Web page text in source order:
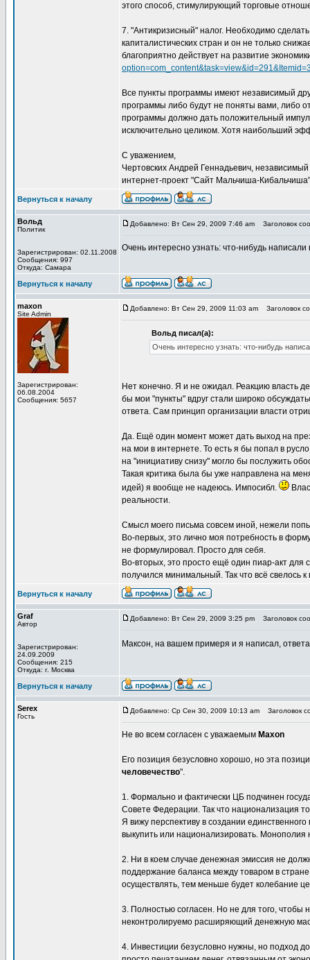
этого способ, стимулирующий торговые
7. "Антикризисный" налог. Необходимо
капиталистических стран и он не только
благоприятно действует на развитие
Все пункты программы имеют независимый
программы либо будут не поняты вами, либо
программы должно дать положительный
исключительно целиком. Хотя наибольший
С уважением,
Чертовских Андрей Геннадьевич,
интернет-проект "Сайт Мальчиша-
Вернуться к началу
Вольд
Политик
Зарегистрирован: 02.11.2008
Сообщения: 997
Откуда: Самара
Добавлено: Вт Сен 29, 2009 7:46 am Заголовок
Очень интересно узнать: что-нибудь
Вернуться к началу
maxon
Site Admin
Зарегистрирован:
06.08.2004
Сообщения: 5657
Добавлено: Вт Сен 29, 2009 11:03 am Заголовок
Вольд писал(а):
Очень интересно узнать: что-нибудь
Нет конечно. Я и не ожидал. Реакцию власть
бы мои "пункты" вдруг стали широко
ответа. Сам принцип организации власти
Да. Ещё один момент может дать выход на
на мои в интернете. То есть я бы попал в
на "инициативу снизу" могло бы послужить
Такая критика была бы уже направлена на
идей) я вообще не надеюсь. Импосибл.
реальности.
Смысл моего письма совсем иной, нежели
Во-первых, это лично моя потребность в
не формулировал. Просто для себя.
Во-вторых, это просто ещё один пиар-акт
получился минимальный. Так что всё свелось к
Вернуться к началу
Graf
Автор
Зарегистрирован:
24.09.2009
Сообщения: 215
Откуда: г. Москва
Добавлено: Вт Сен 29, 2009 3:25 pm Заголовок
Максон, на вашем примеря и я написал,
Вернуться к началу
Serex
Гость
Добавлено: Ср Сен 30, 2009 10:13 am Заголовок
Не во всем согласен с уважаемым Maxon
Его позиция безусловно хорошо, но эта
человечество".
1. Формально и фактически ЦБ подчинен
Совете Федерации. Так что национализация
Я вижу перспективу в создании
выкупить или национализировать. Монополия
2. Ни в коем случае денежная эмиссия не
поддержание баланса между товаром в
осуществлять, тем меньше будет колебание
3. Полностью согласен. Но не для того, чтобы
неконтролируемо расширяющий денежную
4. Инвестиции безусловно нужны, но подход